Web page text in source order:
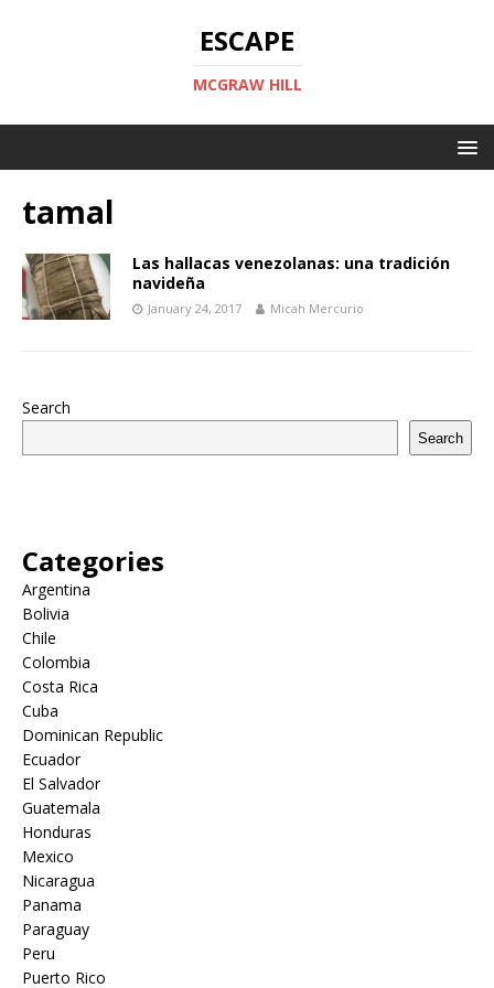
ESCAPE
MCGRAW HILL
tamal
Las hallacas venezolanas: una tradición
navideña
January 24, 2017 Micah Mercurio
Search
Search
Categories
Argentina
Bolivia
Chile
Colombia
Costa Rica
Cuba
Dominican Republic
Ecuador
El Salvador
Guatemala
Honduras
Mexico
Nicaragua
Panama
Paraguay
Peru
Puerto Rico